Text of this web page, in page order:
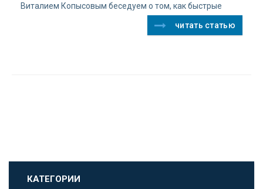
Виталием Копысовым беседуем о том, как быстрые
читать статью
КАТЕГОРИИ